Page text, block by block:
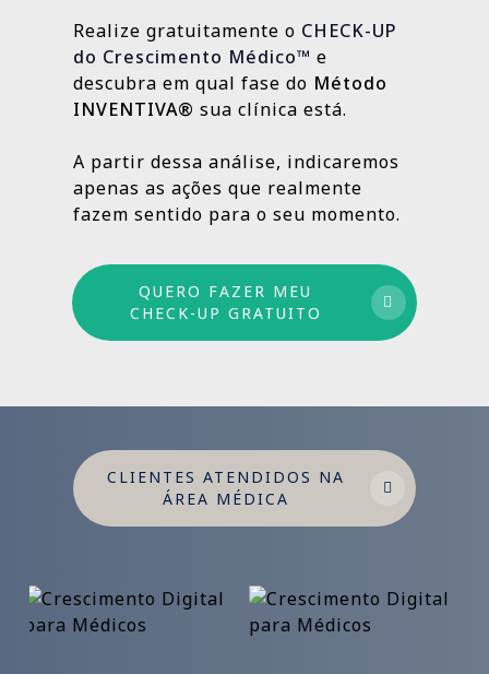
resultados sólidos e duradouros ao longo
do tempo.
Por isso trabalhamos com um método
médio e longo prazo para garantir
crescimento sustentável.
Realize gratuitamente o CHECK-UP
do Crescimento Médico™ e
descubra em qual fase do Método
INVENTIVA® sua clínica está.
A partir dessa análise, indicaremos
apenas as ações que realmente
fazem sentido para o seu momento.
QUERO FAZER MEU
CHECK-UP GRATUITO
CLIENTES ATENDIDOS NA
ÁREA MÉDICA